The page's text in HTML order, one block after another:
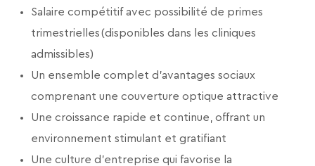
Salaire compétitif avec possibilité de primes
trimestrielles (disponibles dans les cliniques
admissibles)
Un ensemble complet d'avantages sociaux
comprenant une couverture optique attractive
Une croissance rapide et continue, offrant un
environnement stimulant et gratifiant
Une culture d'entreprise qui favorise la